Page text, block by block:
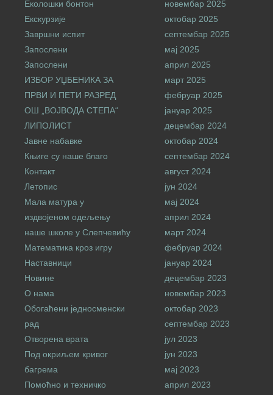
Еколошки бонтон
Екскурзије
Завршни испит
Запослени
Запослени
ИЗБОР УЏБЕНИКА ЗА
ПРВИ И ПЕТИ РАЗРЕД
ОШ „ВОЈВОДА СТЕПА“
ЛИПОЛИСТ
Јавне набавке
Књиге су наше благо
Контакт
Летопис
Мала матура у
издвојеном одељењу
наше школе у Слепчевићу
Математика кроз игру
Наставници
Новине
О нама
Обогаћени једносменски
рад
Отворена врата
Под окриљем кривог
багрема
Помоћно и техничко
новембар 2025
октобар 2025
септембар 2025
мај 2025
април 2025
март 2025
фебруар 2025
јануар 2025
децембар 2024
октобар 2024
септембар 2024
август 2024
јун 2024
мај 2024
април 2024
март 2024
фебруар 2024
јануар 2024
децембар 2023
новембар 2023
октобар 2023
септембар 2023
јул 2023
јун 2023
мај 2023
април 2023